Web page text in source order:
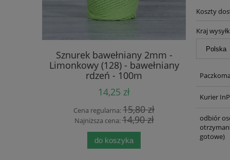
Sznurek bawełniany 2mm -
Limonkowy (128) - bawełniany
rdzeń - 100m
14,25 zł
Cena regularna:15,80 zł
Najniższa cena:14,90 zł
do koszyka
Koszty
Kraj
Kurier
odbiór
gotowe)